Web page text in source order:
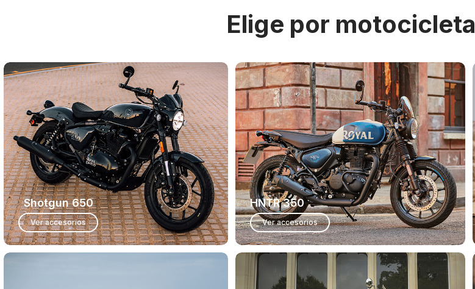
Elige por motocicleta
Shotgun 650
Ver accesorios
HNTR 350
Ver accesorios